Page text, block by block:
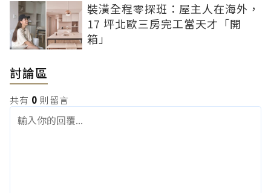
裝潢全程零探班：屋主人在海外，
17 坪北歐三房完工當天才「開
箱」
討論區
共有 0 則留言